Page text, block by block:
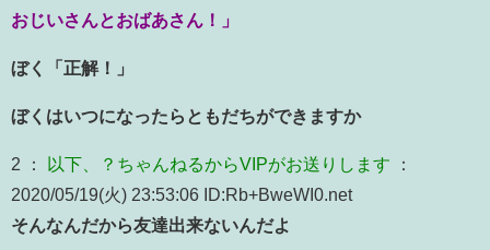
おじいさんとおばあさん！」
ぼく「正解！」
ぼくはいつになったらともだちができますか
2 ： 以下、？ちゃんねるからVIPがお送りします ：
2020/05/19(火) 23:53:06 ID:Rb+BweWI0.net
そんなんだから友達出来ないんだよ